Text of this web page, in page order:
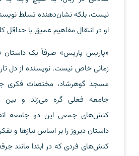
نیست، بلکه نشان‌دهنده تسلط
او در انتقال مفاهیم عمیق با
«پاریس پاریس» صرفاً یک داستان
زمانی خاص نیست. نویسنده از دل
مسجد گوهرشاد، مختصات فکری
جامعه فعلی گره می‌زند و
کنش‌های جمعی این دو جامعه
داستان دیروز را بر اساس نیازها و
کنش‌های فردی که در ابتدا مانند